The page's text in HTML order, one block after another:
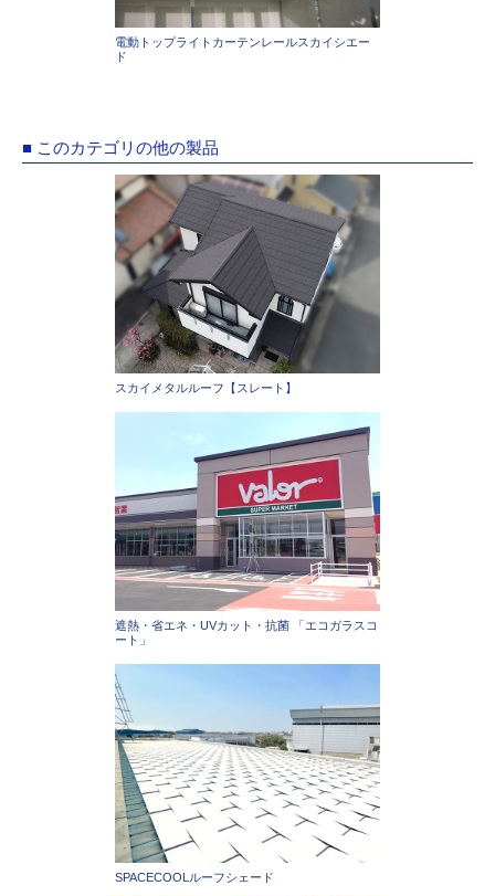
電動トップライトカーテンレールスカイシエー
ド
■ このカテゴリの他の製品
スカイメタルルーフ【スレート】
遮熱・省エネ・UVカット・抗菌 「エコガラスコ
ート」
SPACECOOLルーフシェード